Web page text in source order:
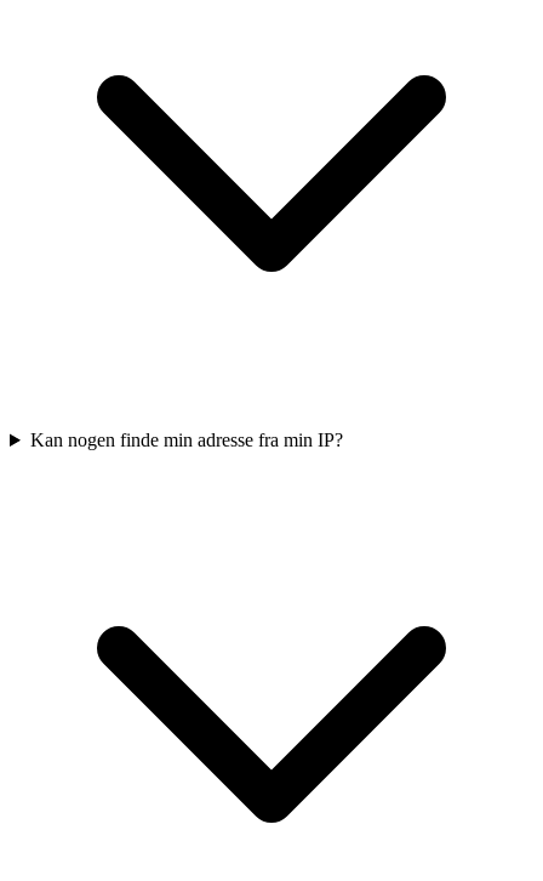
Kan nogen finde min adresse fra min IP?